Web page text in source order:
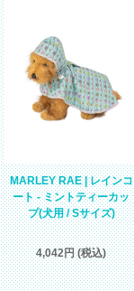
MARLEY RAE | レインコ
ート - ミントティーカッ
プ(犬用 / Sサイズ)
4,042円 (税込)